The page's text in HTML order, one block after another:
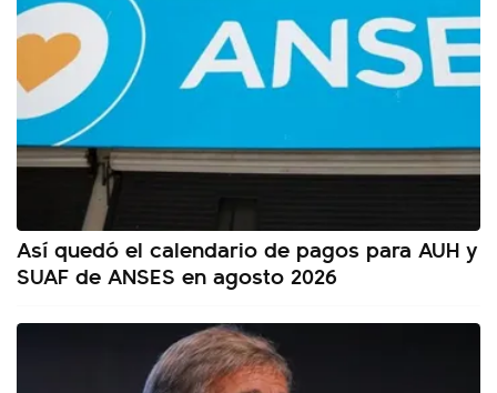
Así quedó el calendario de pagos para AUH y
SUAF de ANSES en agosto 2026